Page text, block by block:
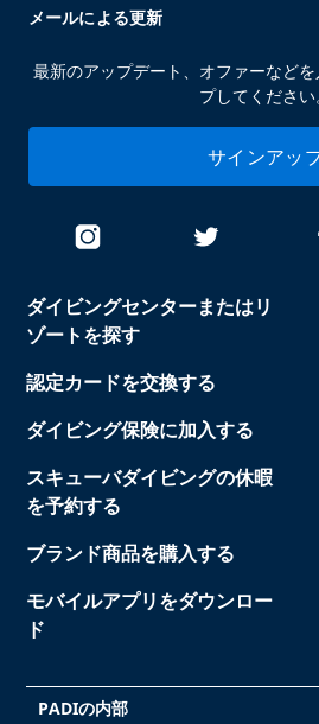
ダイビングセンターまたはリ
ゾートを探す
認定カードを交換する
ダイビング保険に加入する
スキューバダイビングの休暇
を予約する
ブランド商品を購入する
モバイルアプリをダウンロー
ド
PADIの内部
メールによる更新
最新のアップデート、オファーなど
プしてください
サインアッ